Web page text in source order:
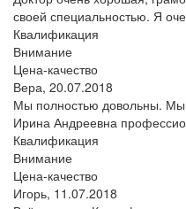
своей специальностью. Я
Квалификация
Внимание
Цена-качество
Вера, 20.07.2018
Мы полностью довольны. Мы
Ирина Андреевна
Квалификация
Внимание
Цена-качество
Игорь, 11.07.2018